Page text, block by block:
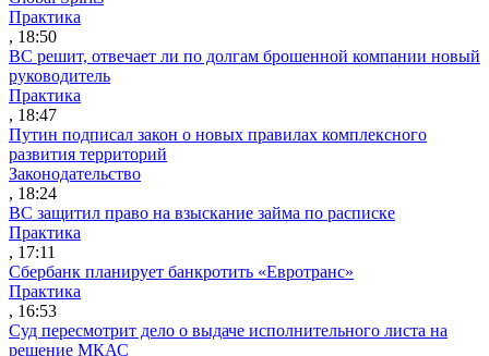
Практика
, 18:50
ВС решит, отвечает ли по долгам брошенной компании новый
руководитель
Практика
, 18:47
Путин подписал закон о новых правилах комплексного
развития территорий
Законодательство
, 18:24
ВС защитил право на взыскание займа по расписке
Практика
, 17:11
Сбербанк планирует банкротить «Евротранс»
Практика
, 16:53
Суд пересмотрит дело о выдаче исполнительного листа на
решение МКАС